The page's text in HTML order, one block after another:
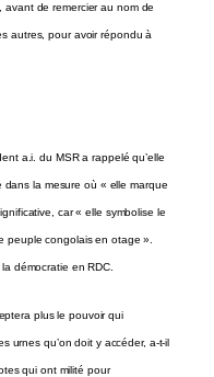
avant de remercier au nom de
autres, pour avoir répondu à
a.i. du MSR a rappelé qu’elle
dans la mesure où « elle marque
car « elle symbolise le
peuple congolais en otage ».
démocratie en RDC.
plus le pouvoir qui
urnes qu’on doit y accéder, a-t-il
qui ont milité pour